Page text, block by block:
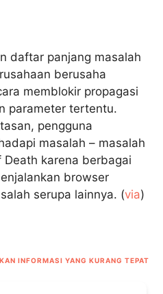
daftar panjang masalah
berusaha
memblokir propagasi
parameter tertentu.
pengguna
masalah – masalah
karena berbagai
browser
serupa lainnya. (via)
INFORMASI YANG KURANG TEPAT